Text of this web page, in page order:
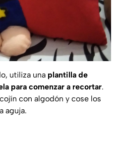
utiliza una plantilla de
para comenzar a recortar.
con algodón y cose los
aguja.